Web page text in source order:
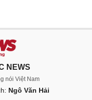
NEWS
nói Việt Nam
Ngô Văn Hải